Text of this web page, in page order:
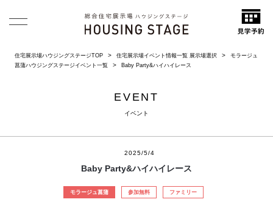
住宅展示場ハウジングステージTOP 住宅展示場イベント情報一覧 展示場選択
モラージュ
菖蒲ハウジングステージイベント一覧
Baby Party&ハイハイレース
EVENT
イベント
2025/5/4
Baby Party&ハイハイレース
モラージュ菖蒲 参加無料 ファミリー